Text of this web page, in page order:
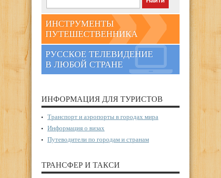
ИНСТРУМЕНТЫ
ПУТЕШЕСТВЕННИКА
РУССКОЕ ТЕЛЕВИДЕНИЕ
В ЛЮБОЙ СТРАНЕ
ИНФОРМАЦИЯ ДЛЯ ТУРИСТОВ
Транспорт и аэропорты в городах мира
Информация о визах
Путеводители по городам и странам
ТРАНСФЕР И ТАКСИ